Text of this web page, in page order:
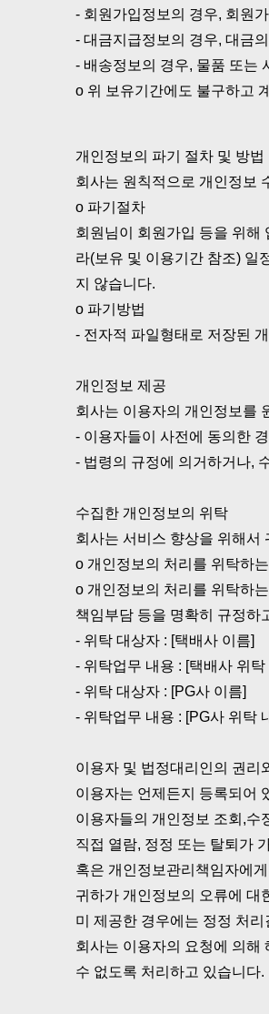
- 회원가입정보의 경우, 회원
- 대금지급정보의 경우, 대금
- 배송정보의 경우, 물품 또는
ο 위 보유기간에도 불구하고
개인정보의 파기 절차 및 방법
회사는 원칙적으로 개인정보
ο 파기절차
회원님이 회원가입 등을 위해
라(보유 및 이용기간 참조) 일
지 않습니다.
ο 파기방법
- 전자적 파일형태로 저장된
개인정보 제공
회사는 이용자의 개인정보를
- 이용자들이 사전에 동의한
- 법령의 규정에 의거하거나,
수집한 개인정보의 위탁
회사는 서비스 향상을 위해서
ο 개인정보의 처리를 위탁하
ο 개인정보의 처리를 위탁하
책임부담 등을 명확히 규정하
- 위탁 대상자 : [택배사 이름]
- 위탁업무 내용 : [택배사 위
- 위탁 대상자 : [PG사 이름]
- 위탁업무 내용 : [PG사 위탁
이용자 및 법정대리인의 권리
이용자는 언제든지 등록되어
이용자들의 개인정보 조회,수
직접 열람, 정정 또는 탈퇴가
혹은 개인정보관리책임자에
귀하가 개인정보의 오류에 대
미 제공한 경우에는 정정 처
회사는 이용자의 요청에 의해
수 없도록 처리하고 있습니다.